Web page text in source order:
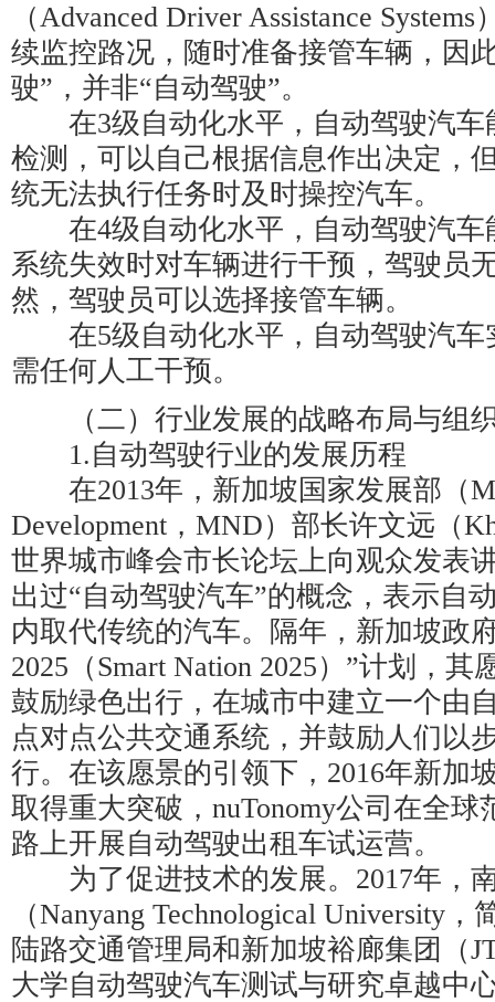
（Advanced Driver Assistance
续监控路况，随时准备接管车辆，因
驶”，并非“自动驾驶”。
在3级自动化水平，自动驾驶汽车
检测，可以自己根据信息作出决定，
统无法执行任务时及时操控汽车。
在4级自动化水平，自动驾驶汽车
系统失效时对车辆进行干预，驾驶员
然，驾驶员可以选择接管车辆。
在5级自动化水平，自动驾驶汽车
需任何人工干预。
（二）行业发展的战略布局与组
1.自动驾驶行业的发展历程
在2013年，新加坡国家发展部（
Development，MND）部长许文远（
世界城市峰会市长论坛上向观众发表
出过“自动驾驶汽车”的概念，表示自
内取代传统的汽车。隔年，新加坡政
2025（Smart Nation 2025）”计划，
鼓励绿色出行，在城市中建立一个由
点对点公共交通系统，并鼓励人们以
行。在该愿景的引领下，2016年新加
取得重大突破，nuTonomy公司在全
路上开展自动驾驶出租车试运营。
为了促进技术的发展。2017年，
（Nanyang Technological University
陆路交通管理局和新加坡裕廊集团（
大学自动驾驶汽车测试与研究卓越中